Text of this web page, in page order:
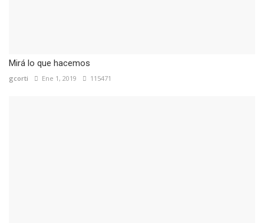
Mirá lo que hacemos
gcorti Ene 1, 2019 115471